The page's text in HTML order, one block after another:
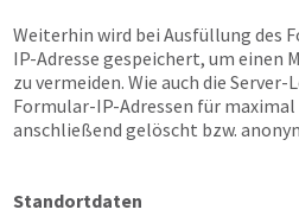
Weiterhin wird bei Ausfüllung des
IP-Adresse gespeichert, um einen
zu vermeiden. Wie auch die
Formular-IP-Adressen für maximal
anschließend gelöscht bzw.
Standortdaten